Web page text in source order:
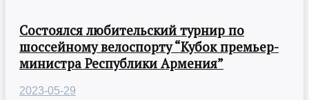
Состоялся любительский турнир по
шоссейному велоспорту “Кубок премьер-
министра Республики Армения”
2023-05-29